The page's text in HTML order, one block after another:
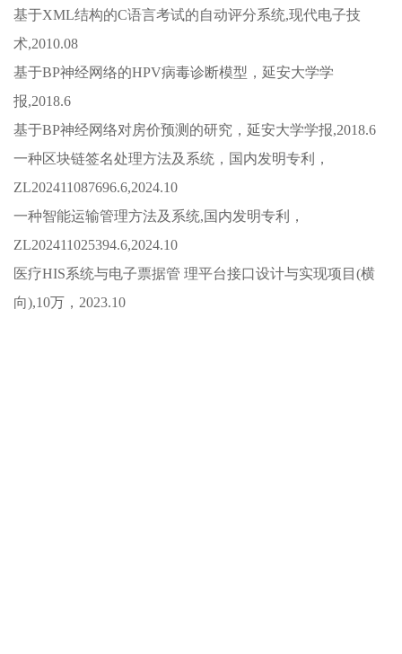
基于XML结构的C语言考试的自动评分系统,现代电子技
术,2010.08
基于BP神经网络的HPV病毒诊断模型，延安大学学
报,2018.6
基于BP神经网络对房价预测的研究，延安大学学报,2018.6
一种区块链签名处理方法及系统，国内发明专利，
ZL202411087696.6,2024.10
一种智能运输管理方法及系统,国内发明专利，
ZL202411025394.6,2024.10
医疗HIS系统与电子票据管 理平台接口设计与实现项目(横
向),10万，2023.10